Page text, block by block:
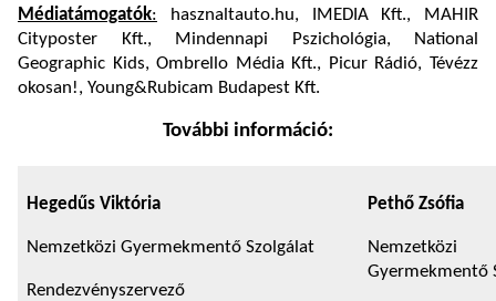
Médiatámogatók: hasznaltauto.hu, IMEDIA Kft., MAHIR
Cityposter Kft., Mindennapi Pszichológia, National
Geographic Kids, Ombrello Média Kft., Picur Rádió, Tévézz
okosan!, Young&Rubicam Budapest Kft.
További információ:
Hegedűs Viktória
Nemzetközi Gyermekmentő Szolgálat
Rendezvényszervező
Pethő Zsófia
Nemzetközi
Gyermekmentő